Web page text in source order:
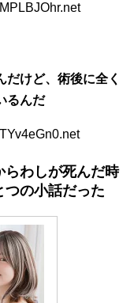
けど、術後に全く
るんだ
らわしが死んだ時
つの小話だった